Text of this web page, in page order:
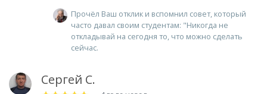
Прочёл Ваш отклик и вспомнил совет, который
часто давал своим студентам: "Никогда не
откладывай на сегодня то, что можно сделать
сейчас.
Сергей С.